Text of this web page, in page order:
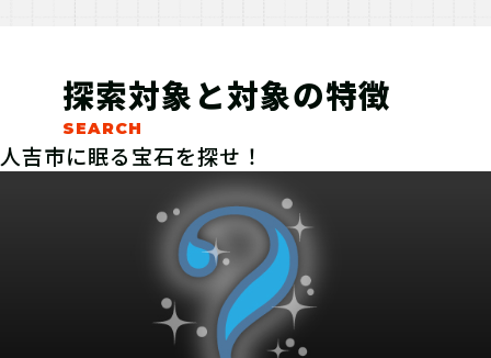
探索対象と対象の特徴
人吉市に眠る宝石を探せ！